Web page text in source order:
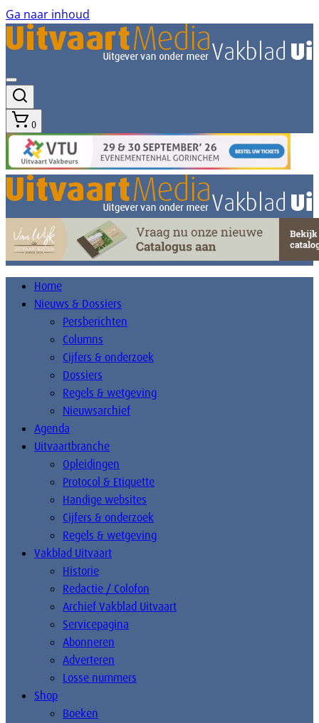
Ga naar inhoud
0
Home
Nieuws & Dossiers
Persberichten
Columns
Cijfers & onderzoek
Dossiers
Regels & wetgeving
Nieuwsarchief
Agenda
Uitvaartbranche
Opleidingen
Protocol & Etiquette
Handige websites
Cijfers & onderzoek
Regels & wetgeving
Vakblad Uitvaart
Historie
Redactie / Colofon
Archief Vakblad Uitvaart
Servicepagina
Abonneren
Adverteren
Losse nummers
Shop
Boeken